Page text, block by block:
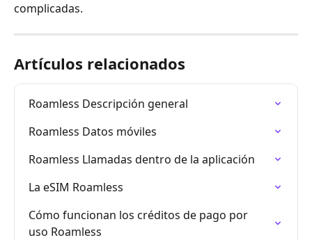
complicadas.
Artículos relacionados
Roamless Descripción general
Roamless Datos móviles
Roamless Llamadas dentro de la aplicación
La eSIM Roamless
Cómo funcionan los créditos de pago por
uso Roamless